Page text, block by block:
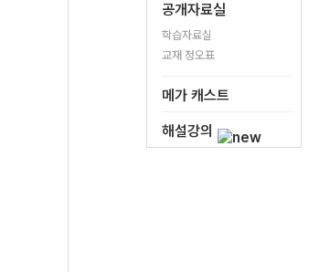
공개자료실
학습자료실
교재 정오표
메가 캐스트
해설강의